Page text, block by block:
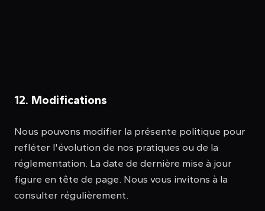
12. Modifications
Nous pouvons modifier la présente politique pour
refléter l'évolution de nos pratiques ou de la
réglementation. La date de dernière mise à jour
figure en tête de page. Nous vous invitons à la
consulter régulièrement.